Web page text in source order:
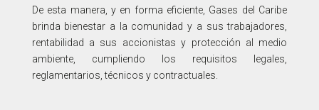
De esta manera, y en forma eficiente, Gases del Caribe
brinda bienestar a la comunidad y a sus trabajadores,
rentabilidad a sus accionistas y protección al medio
ambiente, cumpliendo los requisitos legales,
reglamentarios, técnicos y contractuales.